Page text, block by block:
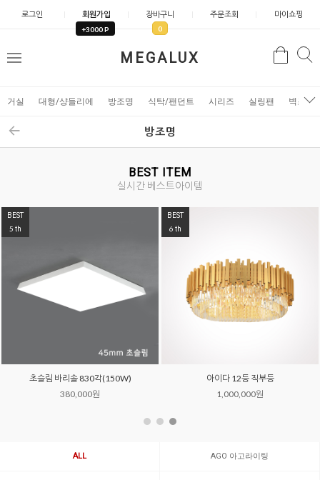
로그인 회원가입
+3000 P
장바구니
0
주문조회 마이쇼핑
MEGALUX
메
검
거실 대형/샹들리에 방조명 식탁/팬던트 시리즈 실링팬 벽조명
방조명
BEST ITEM
실시간 베스트아이템
BEST
5 th
초슬림 바리솔 830각(150W)
380,000원
BEST
6 th
아이다 12등 직부등
1,000,000원
ALL AGO 아고라이팅